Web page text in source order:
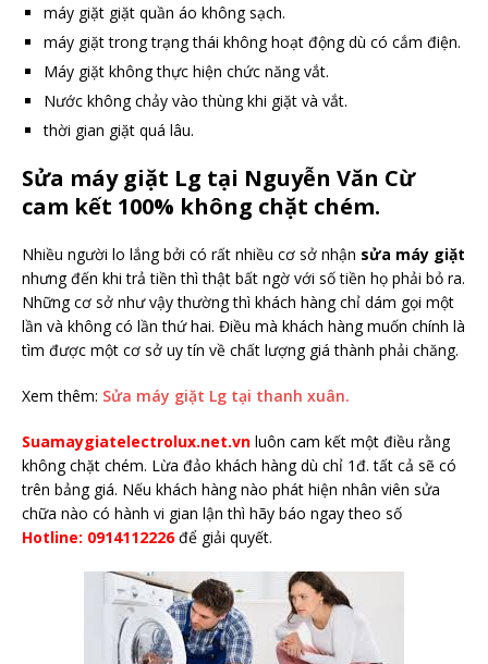
máy giặt giặt quần áo không sạch.
máy giặt trong trạng thái không hoạt động dù có cắm điện.
Máy giặt không thực hiện chức năng vắt.
Nước không chảy vào thùng khi giặt và vắt.
thời gian giặt quá lâu.
Sửa máy giặt Lg tại Nguyễn Văn Cừ
cam kết 100% không chặt chém.
Nhiều người lo lắng bởi có rất nhiều cơ sở nhận sửa máy giặt
nhưng đến khi trả tiền thì thật bất ngờ với số tiền họ phải bỏ ra.
Những cơ sở như vậy thường thì khách hàng chỉ dám gọi một
lần và không có lần thứ hai. Điều mà khách hàng muốn chính là
tìm được một cơ sở uy tín về chất lượng giá thành phải chăng.
Xem thêm: Sửa máy giặt Lg tại thanh xuân.
Suamaygiatelectrolux.net.vn luôn cam kết một điều rằng
không chặt chém. Lừa đảo khách hàng dù chỉ 1đ. tất cả sẽ có
trên bảng giá. Nếu khách hàng nào phát hiện nhân viên sửa
chữa nào có hành vi gian lận thì hãy báo ngay theo số
Hotline: 0914112226để giải quyết.